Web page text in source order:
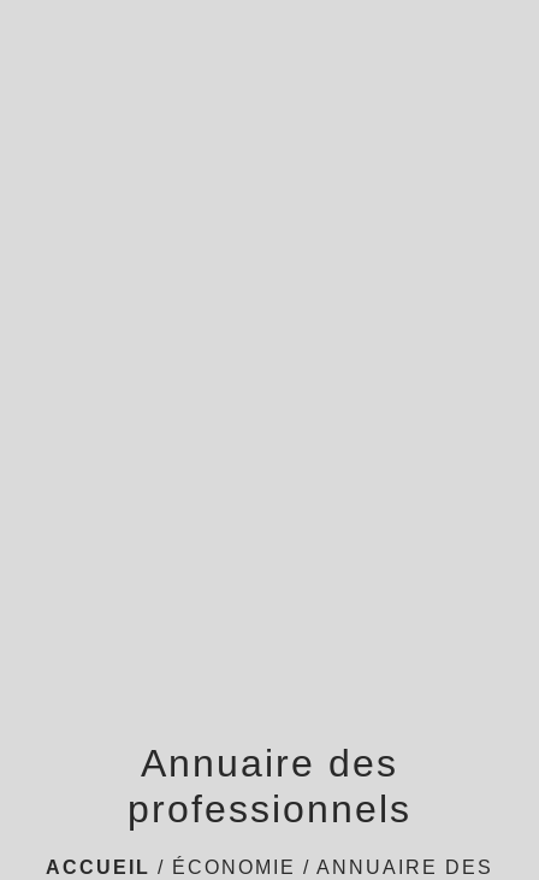
Annuaire des
professionnels
ACCUEIL / ÉCONOMIE / ANNUAIRE DES